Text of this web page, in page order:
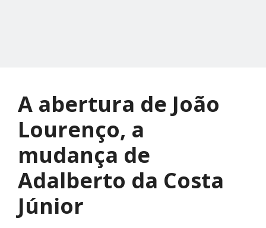
A abertura de João
Lourenço, a
mudança de
Adalberto da Costa
Júnior